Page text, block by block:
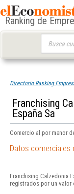
Ranking de
Directorio Ranking
Franchising
España Sa
Comercio al por menor
Datos comerciales
Franchising Calzedonia
registrados por un valor